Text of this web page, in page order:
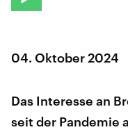
04. Oktober 2024
Das Interesse an
seit der Pandemie